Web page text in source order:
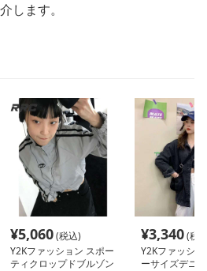
します。
¥5,060(税込)
Y2Kファッション スポー
ティクロップドブルゾン
¥3,340(税
Y2Kファッシ
ーサイズデニ